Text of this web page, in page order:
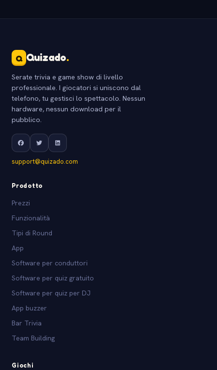
Q Quizado.
Serate trivia e game show di livello
professionale. I giocatori si uniscono dal
telefono, tu gestisci lo spettacolo. Nessun
hardware, nessun download per il
pubblico.
support@quizado.com
Prodotto
Prezzi
Funzionalità
Tipi di Round
App
Software per conduttori
Software per quiz gratuito
Software per quiz per DJ
App buzzer
Bar Trivia
Team Building
Giochi